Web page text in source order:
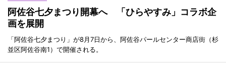
阿佐谷七夕まつり開幕へ 「ひらやすみ」コラボ企
画を展開
「阿佐谷七夕まつり」が8月7日から、阿佐谷パールセンター商店街（杉
並区阿佐谷南1）で開催される。